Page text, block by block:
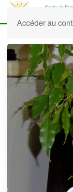
Accéder au